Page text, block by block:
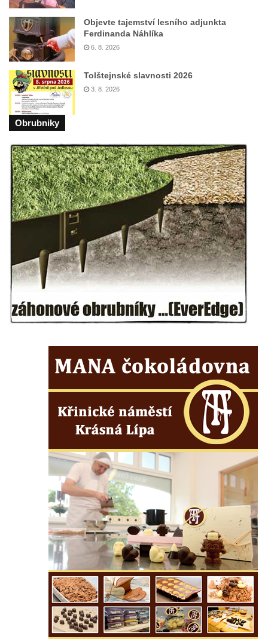
budově banky v Palackého ulici v Náchodě
Pamětní deska Josefa Regnera-
Havlovického na bývalém děkanství v ulici
Regnerovy sady v Náchodě
Pamětní deska Josefa Kajetána Tyla na
náměstí Jiřího z Poděbrad v Hořicích
Pamětní deska Antonína Sovy v Parku
básníků u hřbitova ve Vysokém nad Jizerou
Pamětní deska evangelického kostela
(Centra setkávání) v Dolní Poustevně
Pamětní deska Augustina Podoláka v
Chrámu Proměnění Páně ve Varnsdorfu
Pamětní deska Alfonse Dopsche na
Městské knihovně Lovosice
Pamětní deska Vinařsko-ovocnářské školy
na domě čp. 32/5 v Husově ulici v Mělníku
Pamětní deska prvního mimopražského
provedení Prodané nevěsty na domě U
Pražské bráně v Mělníku
Pamětní deska Jaroslava Krombholce v
Krombholcově ulici na domě čp. 9 v
Mělníku
Pamětní deska Masarykova kulturního
domu v Mělníku
Pamětní deska Jana Nerudy v Nerudově
ulici v Plzni – Jižním Předměstí
Pamětní deska Otakara Kudrny na budově
muzea v Netolicích
Pamětní deska Josefa Stejskala na budově
u poutního kostela Navštívení Panny Marie
v Horní Polici
Pamětní deska Aloise Senefeldera na
Staroměstské tržnici v Rytířské ulici v Praze
Objevte tajemství lesního adjunkta
Ferdinanda Náhlíka
6. 8. 2026
Tolštejnské slavnosti 2026
3. 8. 2026
Obrubniky